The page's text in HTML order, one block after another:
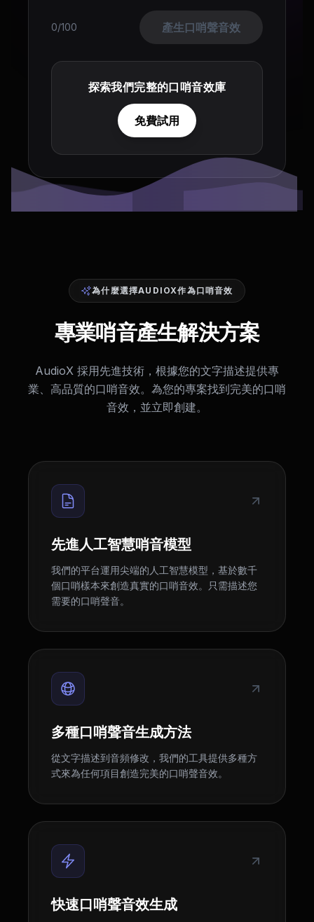
0/100 產生口哨聲音效
探索我們完整的口哨音效庫
免費試用
為什麼選擇AUDIOX作為口哨音效
專業哨音產生解決方案
AudioX 採用先進技術，根據您的文字描述提供專
業、高品質的口哨音效。為您的專案找到完美的口哨
音效，並立即創建。
先進人工智慧哨音模型
我們的平台運用尖端的人工智慧模型，基於數千
個口哨樣本來創造真實的口哨音效。只需描述您
需要的口哨聲音。
多種口哨聲音生成方法
從文字描述到音頻修改，我們的工具提供多種方
式來為任何項目創造完美的口哨聲音效。
快速口哨聲音效生成